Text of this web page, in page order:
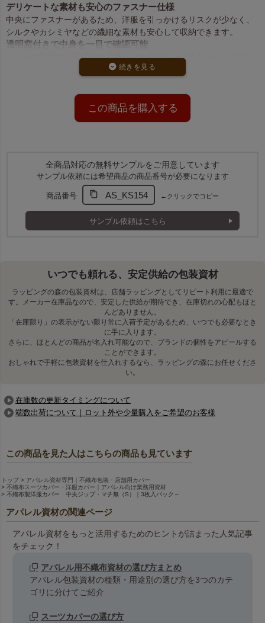
デリケートな素材も安心のファスナー仕様
中央にファスナーがあるため、洋服を引っかけるリスクが少なく、
シルクやカシミヤなどの繊細な素材も安心して収納できます。
透明窓付きで中身を一目で確認可能
カバーの前面には透明窓を設置。中に収納した洋服を一目で確認で
き、効率的な管理が可能です。
名入れ可能な洋服カバーは、店舗やブランドの販促ツールとしても
この商品を購入する
全商品対応の無料サンプルをご用意しています
サンプル依頼には希望商品の商品番号が必要になります
商品番号 AS_KS154 ←クリックでコピー
サンプル依頼はこちら
いつでも頼れる、安定供給の包装資材
ラッピングの森の包装資材は、店舗ラッピングとしてリピート利用に最適で
す。メーカー在庫品なので、安定した供給が期待でき、在庫切れの心配もほと
んどありません。
「在庫限り」の表示がない限り常に入荷予定があるため、いつでも必要なとき
に手に入ります。
さらに、ほとんどの商品が名入れ可能なので、ブランドの個性をアピールする
ことができます。
おしゃれで手軽に包装資材を仕入れするなら、ラッピングの森にお任せくださ
い。
在庫数の更新タイミングについて
端数出荷について｜ロット外や少量購入をご希望のお客様
この商品を見た人はこちらの商品も見ています
トップ
アパレル資材専門｜不織布包装・店舗用カバー
不織布スーツカバー・洋服カバー｜アパレル向け業務用資材
不織布製洋服カバー 中央ジップ・マチ無（S）｜3枚入パック～
アパレル資材の関連ページ
アパレル資材をもっと活用するためのヒントが詰まった人気記事
をチェック！
アパレル用不織布資材の選び方まとめ
アパレル包装資材の種類・用途別の選び方を3つのカテ
ゴリに分けてご紹介
スーツカバーの選び方